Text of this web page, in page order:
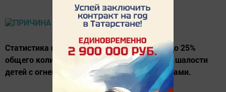
Статистика показывает, что обычно от 15 до 25%
общего количества пожаров происходит от шалости
детей с огнем или нагревательными приборами.